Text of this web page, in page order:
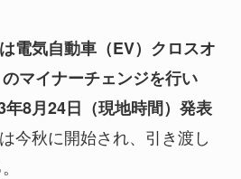
電気自動車（EV）クロスオ
マイナーチェンジを行い
8月24日（現地時間）発表
今秋に開始され、引き渡し